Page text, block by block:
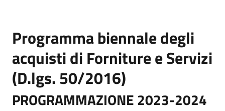
Programma biennale degli
acquisti di Forniture e Servizi
(D.lgs. 50/2016)
PROGRAMMAZIONE 2023-2024